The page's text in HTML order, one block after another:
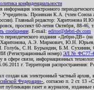
конфиденциальности
информация электронного
Пронякин К.А. (член Союза
Главный редактор: Харитонова
проспект 60-летия Октября, 88-46,
сообщение . E-mail: editor@debri-dv.com
периодического издания «Дебри-ДВ»
А.Э. Мирмович, Ю.Н.
С.Н. Бурындин, Б.М. Сухинин,
(Регистрационный номер) ЭЛ № ФС77-
в сфере связи, информационных
г. Территория распространения:
как электронный частный архив, в
Федерации» , согласно п. 2 ст. 13
публикации газет и журналов, изданные